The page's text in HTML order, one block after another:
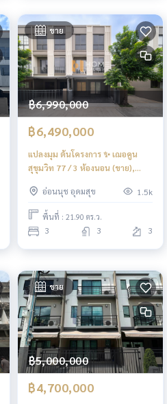
ขาย
฿6,990,000
฿6,490,000
แปลงมุม ต้นโครงการ ✨ เฌอคูน
สุขุมวิท 77 / 3 ห้องนอน (ขาย),
Bedrooms (FOR SALE) FAS035
อ่อนนุช อุดมสุข 1.5k
พื้นที่ : 21.90 ตร.ว.
3 3 3
ขาย
฿5,000,000
฿4,700,000